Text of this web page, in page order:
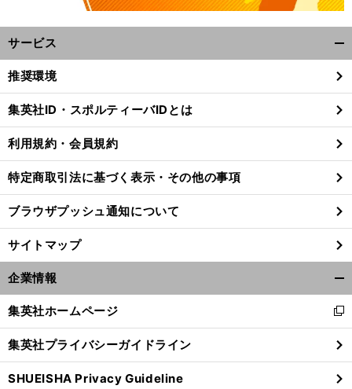
前
サービス
閉
る
推奨環境
集英社ID・スポルティーバIDとは
利用規約・会員規約
特定商取引法に基づく表示・その他の事項
ブラウザプッシュ通知について
サイトマップ
企業情報
閉
る
集英社ホームページ
新
し
い
ウ
ィ
集英社プライバシーガイドライン
SHUEISHA Privacy Guideline